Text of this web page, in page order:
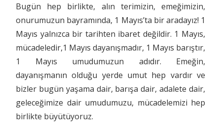
Bugün hep birlikte, alın terimizin, emeğimizin,
onurumuzun bayramında, 1 Mayıs’ta bir aradayız! 1
Mayıs yalnızca bir tarihten ibaret değildir. 1 Mayıs,
mücadeledir,1 Mayıs dayanışmadır, 1 Mayıs barıştır,
1 Mayıs umudumuzun adıdır. Emeğin,
dayanışmanın olduğu yerde umut hep vardır ve
bizler bugün yaşama dair, barışa dair, adalete dair,
geleceğimize dair umudumuzu, mücadelemizi hep
birlikte büyütüyoruz.